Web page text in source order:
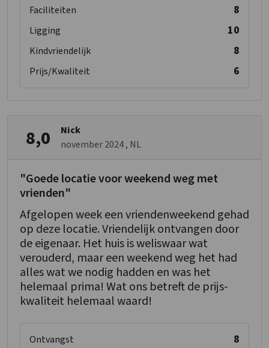
Faciliteiten 8
Ligging 10
Kindvriendelijk 8
Prijs/Kwaliteit 6
8,0
Nick
november 2024, NL
"Goede locatie voor weekend weg met
vrienden"
Afgelopen week een vriendenweekend gehad
op deze locatie. Vriendelijk ontvangen door
de eigenaar. Het huis is weliswaar wat
verouderd, maar een weekend weg het had
alles wat we nodig hadden en was het
helemaal prima! Wat ons betreft de prijs-
kwaliteit helemaal waard!
Ontvangst 8